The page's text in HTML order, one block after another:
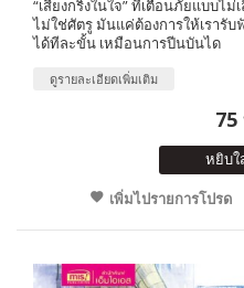
“เสียงกริ่งในใจ” ที่เตือนภัยแบบไ
ไม่ใช่ศัตรู มันแค่ต้องการให้เรารับ
ได้ทีละขั้น เหมือนการปีนบันได
ดูรายละเอียดเพิ่มเติม
หยิบใ
เพิ่มไปรายการโปรด